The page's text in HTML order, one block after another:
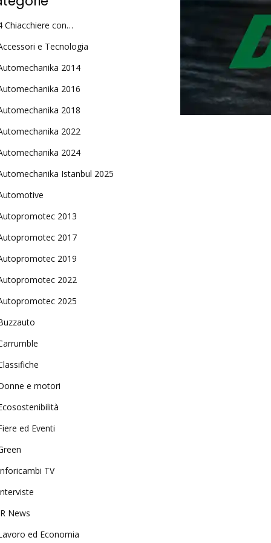
Chiacchiere con…
e Tecnologia
2014
2016
2018
2022
2024
Istanbul 2025
2013
2017
2019
2022
2025
e motori
ed Eventi
TV
News
ed Economia